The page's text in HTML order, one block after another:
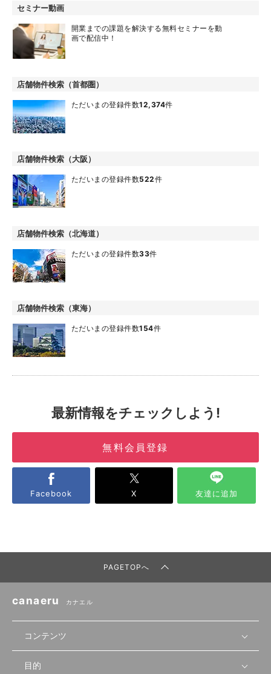
セミナー動画
開業までの課題を解決する無料セミナーを動
画で配信中！
店舗物件検索（首都圏）
ただいまの登録件数12,374件
店舗物件検索（大阪）
ただいまの登録件数522件
店舗物件検索（北海道）
ただいまの登録件数33件
店舗物件検索（東海）
ただいまの登録件数154件
最新情報をチェックしよう!
無料会員登録
Facebook X 友達に追加
PAGETOPへ
canaeru カナエル
コンテンツ
無料開業相談
目的